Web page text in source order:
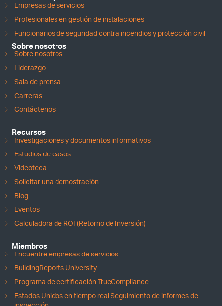
Empresas de servicios
Profesionales en gestión de instalaciones
Funcionarios de seguridad contra incendios y protección civil
Sobre nosotros
Sobre nosotros
Liderazgo
Sala de prensa
Carreras
Contáctenos
Recursos
Investigaciones y documentos informativos
Estudios de casos
Videoteca
Solicitar una demostración
Blog
Eventos
Calculadora de ROI (Retorno de Inversión)
Miembros
Encuentre empresas de servicios
BuildingReports University
Programa de certificación TrueCompliance
Estados Unidos en tiempo real Seguimiento de informes de